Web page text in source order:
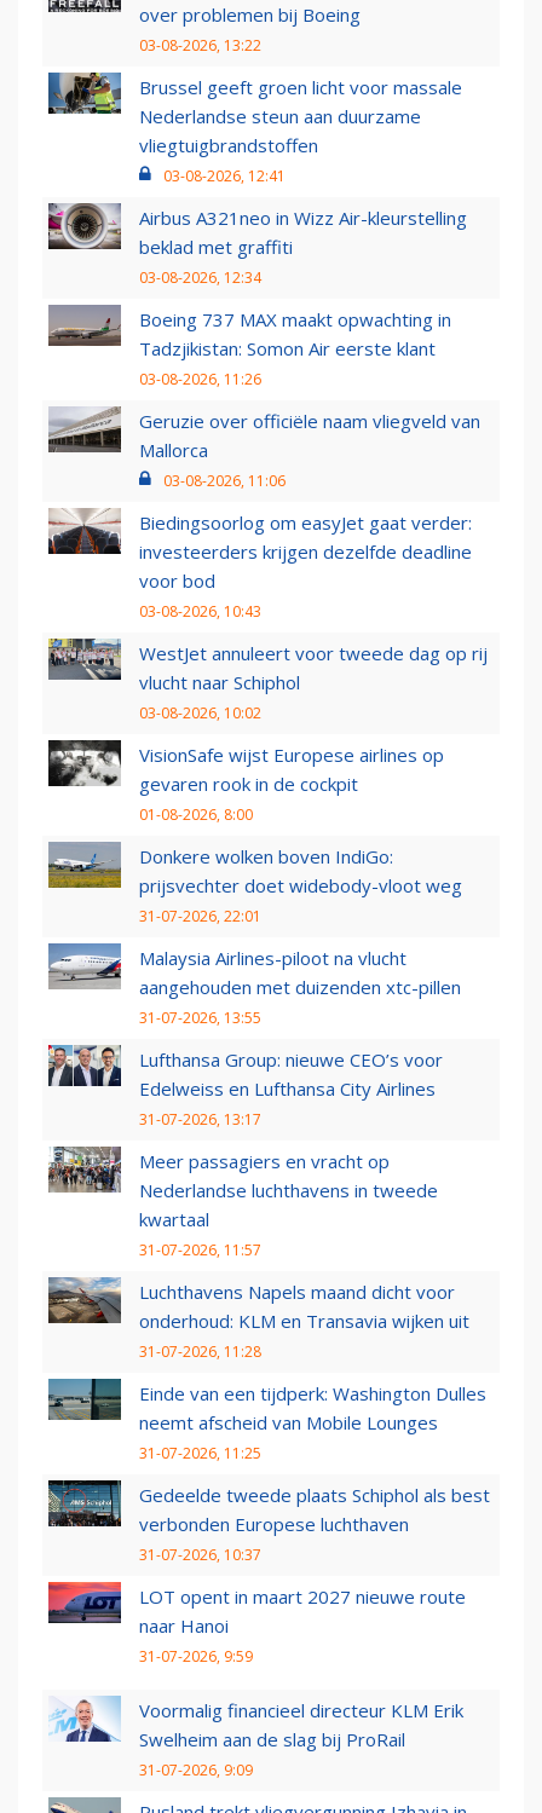
over problemen bij Boeing
03-08-2026, 13:22
Brussel geeft groen licht voor massale
Nederlandse steun aan duurzame
vliegtuigbrandstoffen
03-08-2026, 12:41
Airbus A321neo in Wizz Air-kleurstelling
beklad met graffiti
03-08-2026, 12:34
Boeing 737 MAX maakt opwachting in
Tadzjikistan: Somon Air eerste klant
03-08-2026, 11:26
Geruzie over officiële naam vliegveld van
Mallorca
03-08-2026, 11:06
Biedingsoorlog om easyJet gaat verder:
investeerders krijgen dezelfde deadline
voor bod
03-08-2026, 10:43
WestJet annuleert voor tweede dag op rij
vlucht naar Schiphol
03-08-2026, 10:02
VisionSafe wijst Europese airlines op
gevaren rook in de cockpit
01-08-2026, 8:00
Donkere wolken boven IndiGo:
prijsvechter doet widebody-vloot weg
31-07-2026, 22:01
Malaysia Airlines-piloot na vlucht
aangehouden met duizenden xtc-pillen
31-07-2026, 13:55
Lufthansa Group: nieuwe CEO’s voor
Edelweiss en Lufthansa City Airlines
31-07-2026, 13:17
Meer passagiers en vracht op
Nederlandse luchthavens in tweede
kwartaal
31-07-2026, 11:57
Luchthavens Napels maand dicht voor
onderhoud: KLM en Transavia wijken uit
31-07-2026, 11:28
Einde van een tijdperk: Washington Dulles
neemt afscheid van Mobile Lounges
31-07-2026, 11:25
Gedeelde tweede plaats Schiphol als best
verbonden Europese luchthaven
31-07-2026, 10:37
LOT opent in maart 2027 nieuwe route
naar Hanoi
31-07-2026, 9:59
Voormalig financieel directeur KLM Erik
Swelheim aan de slag bij ProRail
31-07-2026, 9:09